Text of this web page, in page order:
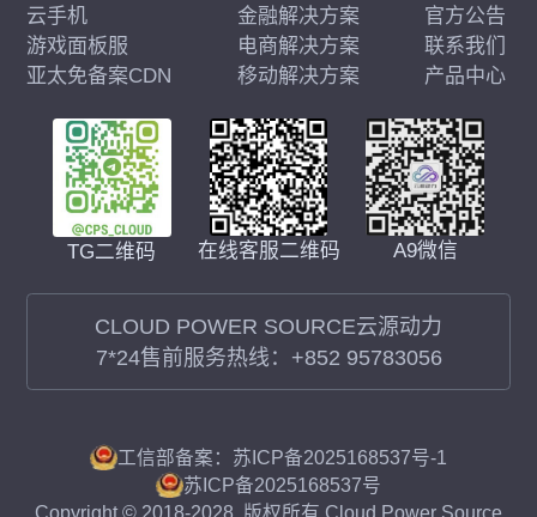
TG二维码 在线客服二维码 A9微信
CLOUD POWER SOURCE云源动力
7*24售前服务热线： +852 95783056
云手机
游戏面板服
亚太免备案CDN
金融解决方案
电商解决方案
移动解决方案
官方公告
联系我们
产品中心
工信部备案：苏ICP备2025168537号-1
苏ICP备2025168537号
Copyright © 2018-2028. 版权所有 Cloud Power Source